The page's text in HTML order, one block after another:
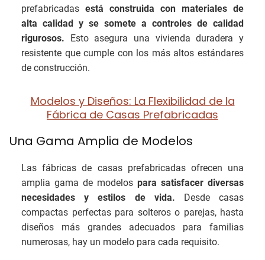
prefabricadas está construida con materiales de
alta calidad y se somete a controles de calidad
rigurosos. Esto asegura una vivienda duradera y
resistente que cumple con los más altos estándares
de construcción.
Modelos y Diseños: La Flexibilidad de la
Fábrica de Casas Prefabricadas
Una Gama Amplia de Modelos
Las fábricas de casas prefabricadas ofrecen una
amplia gama de modelos para satisfacer diversas
necesidades y estilos de vida. Desde casas
compactas perfectas para solteros o parejas, hasta
diseños más grandes adecuados para familias
numerosas, hay un modelo para cada requisito.